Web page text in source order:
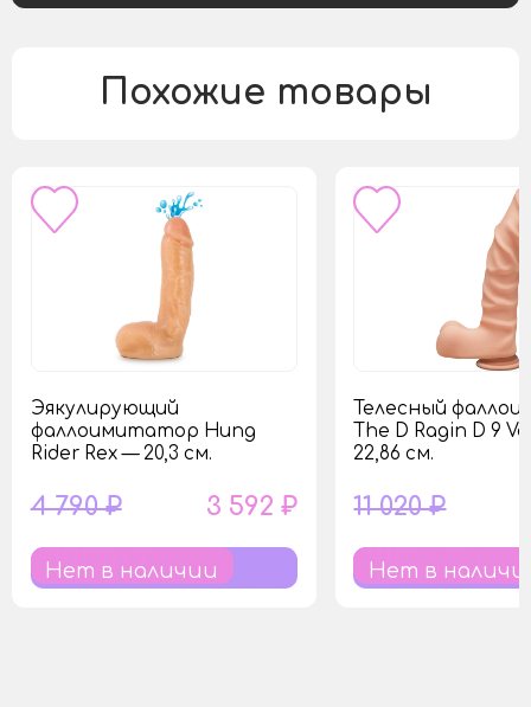
Похожие товары
Эякулирующий
фаллоимитатор Hung
Rider Rex — 20,3 см.
4 790 ₽ 3 592 ₽
Нет в наличии
Телесный
The D Ragin D 9
22,86 см.
11 020 ₽
Нет в